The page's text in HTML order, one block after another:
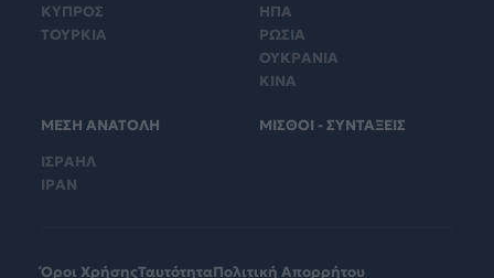
ΚΥΠΡΟΣ
ΤΟΥΡΚΙΑ
ΗΠΑ
ΡΩΣΙΑ
ΟΥΚΡΑΝΙΑ
ΚΙΝΑ
ΜΕΣΗ ΑΝΑΤΟΛΗ
ΙΣΡΑΗΛ
ΙΡΑΝ
ΜΙΣΘΟΙ - ΣΥΝΤΑΞΕΙΣ
Όροι ΧρήσηςΤαυτότηταΠολιτική Απορρήτου